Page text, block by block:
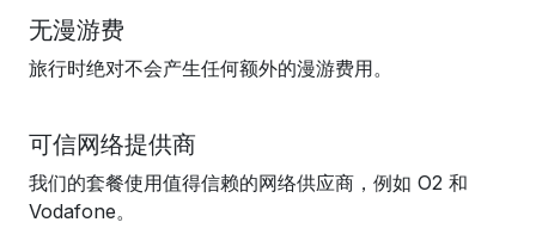
无漫游费
旅行时绝对不会产生任何额外的漫游费用。
可信网络提供商
我们的套餐使用值得信赖的网络供应商，例如 O2 和
Vodafone。